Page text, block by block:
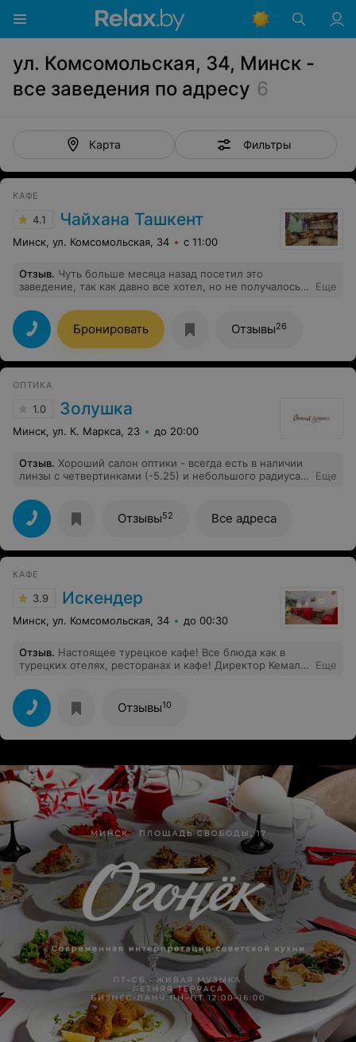
ул. Комсомольская, 34, Минск -
все заведения по адресу 6
Карта Фильтры
КАФЕ
4.1 Чайхана Ташкент
Минск, ул. Комсомольская, 34 с 11:00
Отзыв. Чуть больше месяца назад посетил это
заведение, так как давно все хотел, но не получалось.
расстроен блюдом: лепешка очень отдавала запахом
дрожжей, а в лагмане только пару тонюсеньких
кусочков мяса было. Из овощей пару кусков
болгарского перца и много кетчупа или соуса. Ожидал
большего :( Норм была только лапша. Обидно конечно
лагманом... Интерьер неплохой.
Еще
Бронировать Отзывы26
ОПТИКА
1.0 Золушка
Минск, ул. К. Маркса, 23 до 20:00
Отзыв. Хороший салон оптики - всегда есть в наличии
линзы с четвертинками (-5.25) и небольшого радиуса.
Поехала в "Золушку" на Воронянского 1а - были в
наличии, и даже на выбор. Было приятно, что зайдя в
салон в 8-55 (а начинают работать с 9) меня всё равно
обслужили и подарили фирменну шоколадку.
Обращалась до этого не раз - только положительные
Еще
Отзывы52 Все адреса
КАФЕ
3.9 Искендер
Минск, ул. Комсомольская, 34 до 00:30
Отзыв. Настоящее турецкое кафе! Все блюда как в
турецких отелях, ресторанах и кафе! Директор Кемаль
обалденно вкусно! Рекомендую категорически!
Еще
Отзывы10